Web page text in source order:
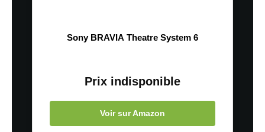
Sony BRAVIA Theatre System 6
Prix indisponible
Voir sur Amazon